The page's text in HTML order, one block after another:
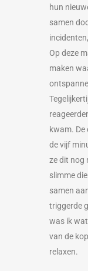
hun
samen
Op deze
maken
kwam. De
de vijf
ze dit nog
slimme
samen
triggerde
was ik
van de
relaxen.